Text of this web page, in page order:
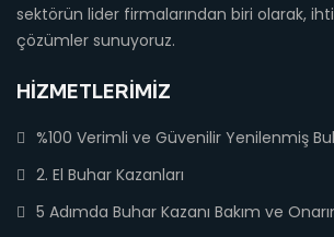
sektörün lider firmalarından biri olarak,
çözümler sunuyoruz.
HIZMETLERIMIZ
%100 Verimli ve Güvenilir Yenilenmiş
2. El Buhar Kazanları
5 Adımda Buhar Kazanı Bakım ve